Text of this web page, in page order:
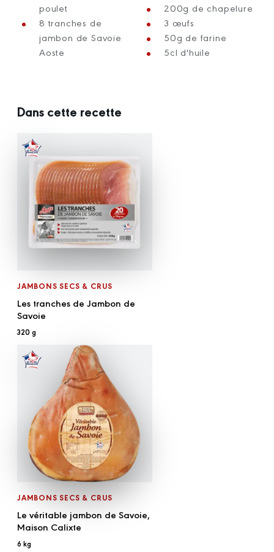
poulet
8 tranches de
jambon de Savoie
Aoste
200g de chapelure
3 œufs
50g de farine
5cl d'huile
Dans cette recette
JAMBONS SECS & CRUS
Les tranches de Jambon de
Savoie
320 g
JAMBONS SECS & CRUS
Le véritable jambon de Savoie,
Maison Calixte
6 kg